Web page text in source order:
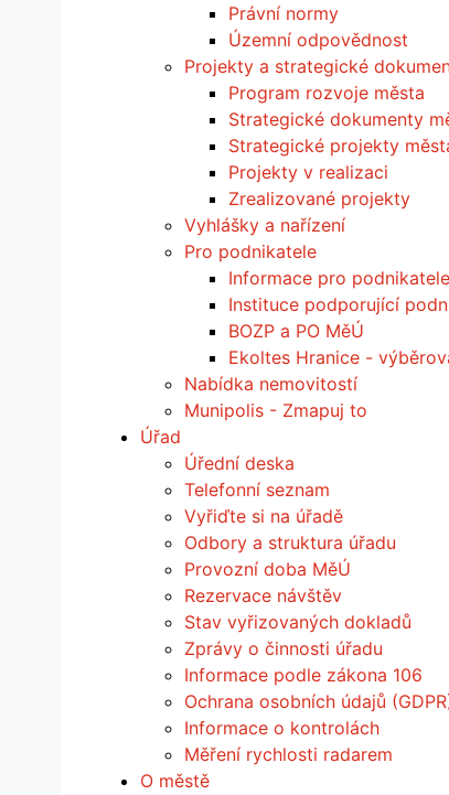
Právní normy
Územní odpovědnost
Projekty a strategické
Program rozvoje města
Strategické dokumenty
Strategické projekty
Projekty v realizaci
Zrealizované projekty
Vyhlášky a nařízení
Pro podnikatele
Informace pro podnikatele
Instituce podporující
BOZP a PO MěÚ
Ekoltes Hranice -
Nabídka nemovitostí
Munipolis - Zmapuj to
Úřad
Úřední deska
Telefonní seznam
Vyřiďte si na úřadě
Odbory a struktura úřadu
Provozní doba MěÚ
Rezervace návštěv
Stav vyřizovaných dokladů
Zprávy o činnosti úřadu
Informace podle zákona 106
Ochrana osobních údajů
Informace o kontrolách
Měření rychlosti radarem
O městě